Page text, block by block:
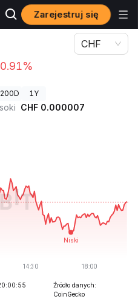
Zarejestruj się
CHF
200D 1Y
CHF 0.000007
Źródło danych:
CoinGecko